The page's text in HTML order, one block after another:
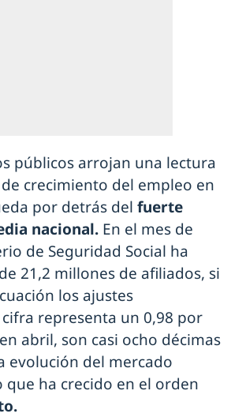
públicos arrojan una lectura
crecimiento del empleo en
por detrás del fuerte
nacional. En el mes de
de Seguridad Social ha
21,2 millones de afiliados, si
los ajustes
cifra representa un 0,98 por
abril, son casi ocho décimas
evolución del mercado
ha crecido en el orden